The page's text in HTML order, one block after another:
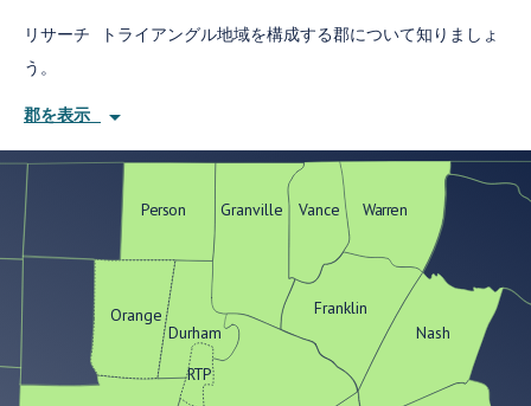
リサーチ トライアングル地域を構成する郡について知りましょ
う。
郡を表示 arrow_drop_down
Durham
Franklin
Granville
Nash
Person Warren
RTP
Orange
Vance